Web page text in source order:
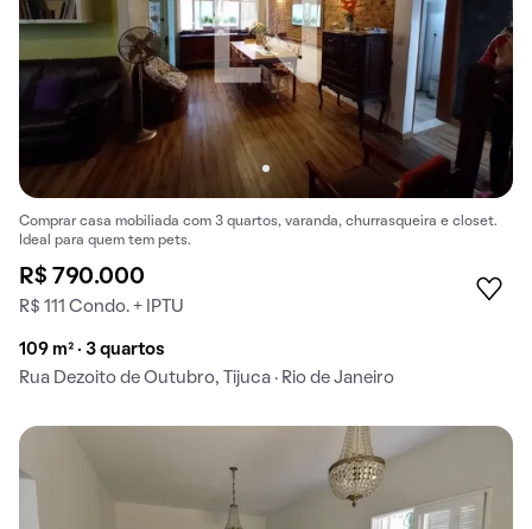
Comprar casa mobiliada com 3 quartos, varanda, churrasqueira e closet.
Ideal para quem tem pets.
R$ 790.000
R$ 111 Condo. + IPTU
109 m² · 3 quartos
Rua Dezoito de Outubro, Tijuca · Rio de Janeiro